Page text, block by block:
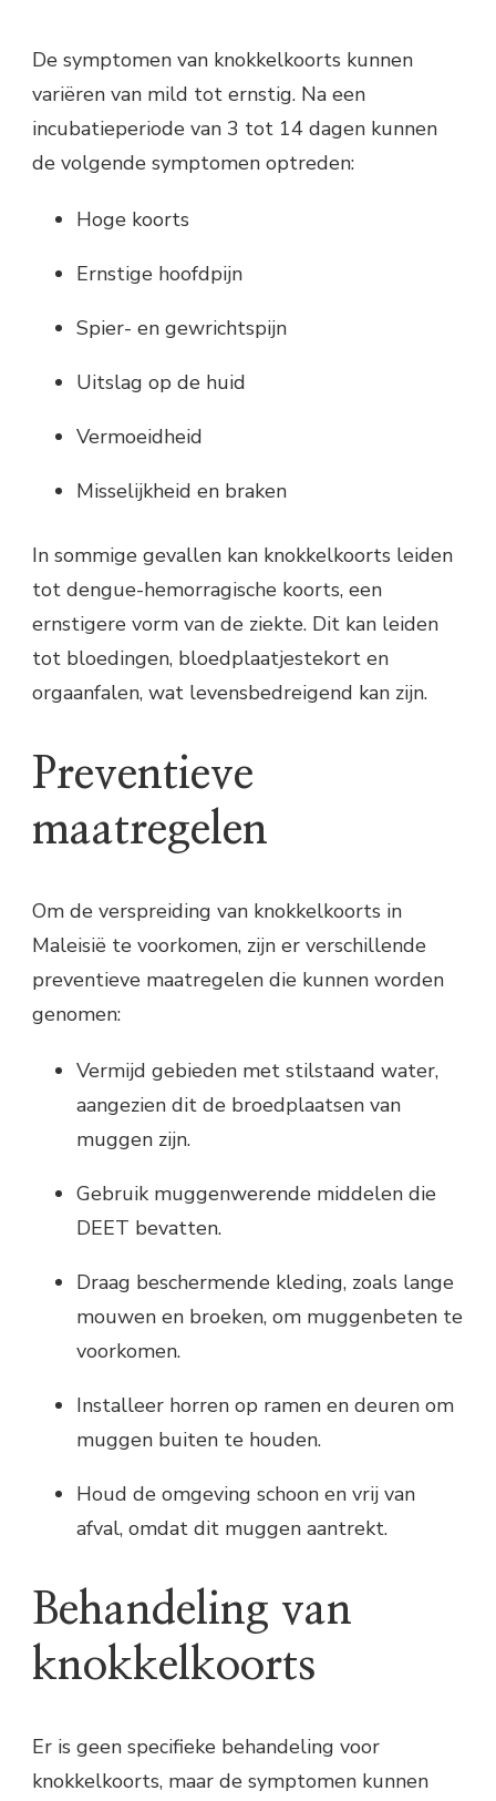
De symptomen van knokkelkoorts kunnen
variëren van mild tot ernstig. Na een
incubatieperiode van 3 tot 14 dagen kunnen
de volgende symptomen optreden:
Hoge koorts
Ernstige hoofdpijn
Spier- en gewrichtspijn
Uitslag op de huid
Vermoeidheid
Misselijkheid en braken
In sommige gevallen kan knokkelkoorts leiden
tot dengue-hemorragische koorts, een
ernstigere vorm van de ziekte. Dit kan leiden
tot bloedingen, bloedplaatjestekort en
orgaanfalen, wat levensbedreigend kan zijn.
Preventieve
maatregelen
Om de verspreiding van knokkelkoorts in
Maleisië te voorkomen, zijn er verschillende
preventieve maatregelen die kunnen worden
genomen:
Vermijd gebieden met stilstaand water,
aangezien dit de broedplaatsen van
muggen zijn.
Gebruik muggenwerende middelen die
DEET bevatten.
Draag beschermende kleding, zoals lange
mouwen en broeken, om muggenbeten te
voorkomen.
Installeer horren op ramen en deuren om
muggen buiten te houden.
Houd de omgeving schoon en vrij van
afval, omdat dit muggen aantrekt.
Behandeling van
knokkelkoorts
Er is geen specifieke behandeling voor
knokkelkoorts, maar de symptomen kunnen